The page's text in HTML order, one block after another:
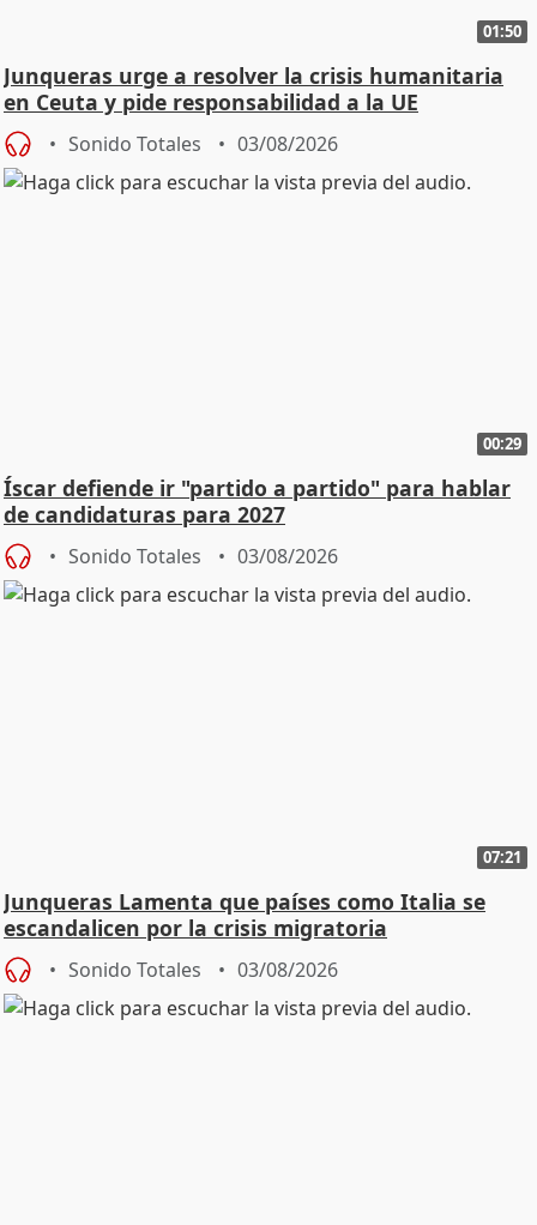
01:50
Junqueras urge a resolver la crisis humanitaria
en Ceuta y pide responsabilidad a la UE
Sonido Totales 03/08/2026
00:29
Íscar defiende ir "partido a partido" para hablar
de candidaturas para 2027
Sonido Totales 03/08/2026
07:21
Junqueras Lamenta que países como Italia se
escandalicen por la crisis migratoria
Sonido Totales 03/08/2026